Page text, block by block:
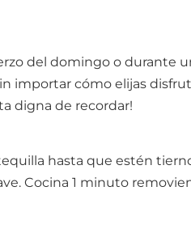
del domingo o durante
importar cómo elijas
digna de recordar!
hasta que estén
Cocina 1 minuto